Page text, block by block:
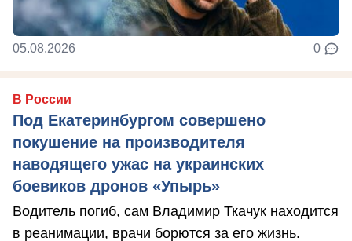
05.08.2026 0
В России
Под Екатеринбургом совершено
покушение на производителя
наводящего ужас на украинских
боевиков дронов «Упырь»
Водитель погиб, сам Владимир Ткачук находится
в реанимации, врачи борются за его жизнь.